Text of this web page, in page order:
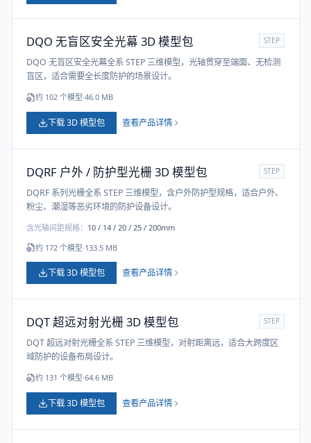
DQO 无盲区安全光幕 3D 模型包 STEP
DQO 无盲区安全光幕全系 STEP 三维模型，光轴贯穿至端面、无检测
盲区，适合需要全长度防护的场景设计。
约 102个模型·46.0 MB
下载 3D 模型包 查看产品详情
DQRF 户外 / 防护型光栅 3D 模型包 STEP
DQRF 系列光栅全系 STEP 三维模型，含户外防护型规格，适合户外、
粉尘、潮湿等恶劣环境的防护设备设计。
含光轴间距规格： 10 / 14 / 20 / 25 / 200mm
约 172个模型·133.5 MB
下载 3D 模型包 查看产品详情
DQT 超远对射光栅 3D 模型包 STEP
DQT 超远对射光栅全系 STEP 三维模型，对射距离远，适合大跨度区
域防护的设备布局设计。
约 131 个模型·64.6 MB
下载 3D 模型包 查看产品详情